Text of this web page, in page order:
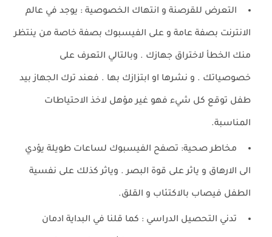
التعرض للقرصنة و انتهاك الخصوصية : يوجد في عالم
الانترنت بصفة عامة و على الفيسبوك بصفة خاصة من ينتظر
منك الخطأ لاختراق جهازك . وبالتالي التعرف على
خصوصياتك . و نشرها او ابتزازك بها . فعند ترك الجهاز بيد
طفل توقع كل شيء فهو غير مؤهل لاخذ الاحتياطات
المناسبة.
مخاطر صحية: تصفح الفيسبوك لساعات طويلة يؤدي
الى الارهاق و ياثر على قوة البصر . وياثر كذلك على نفسية
الطفل فيصاب بالاكتئاب و القلق.
تدني التحصيل الدراسي : كما قلنا في البداية ادمان